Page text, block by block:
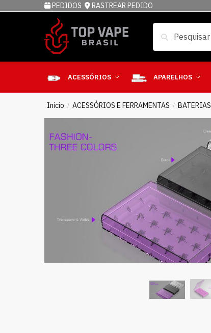
PEDIDOS RASTREAR PEDIDO
ACESSÓRIOS APARELHOS
Início / ACESSÓRIOS E FERRAMENTAS / BATERIAS